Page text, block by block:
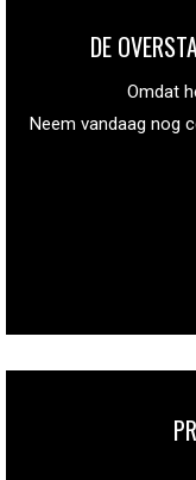
DE
Omdat
Neem vandaag nog